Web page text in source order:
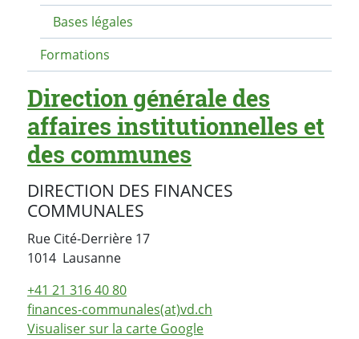
Bases légales
Formations
Direction générale des
affaires institutionnelles et
des communes
DIRECTION DES FINANCES
COMMUNALES
Rue Cité-Derrière 17
1014 LausanneSuisse
+41 21 316 40 80
finances-communales(at)vd.ch
Visualiser sur la carte Google